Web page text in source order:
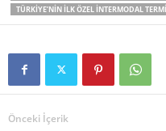
TÜRKIYE’NIN ILK ÖZEL INTERMODAL
Önceki İçerik